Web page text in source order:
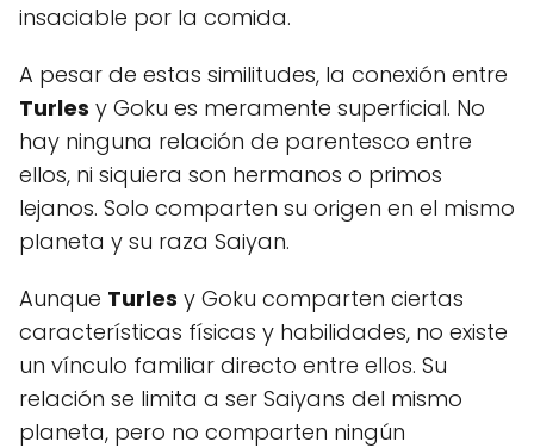
insaciable por la comida.
A pesar de estas similitudes, la conexión entre
Turles y Goku es meramente superficial. No
hay ninguna relación de parentesco entre
ellos, ni siquiera son hermanos o primos
lejanos. Solo comparten su origen en el mismo
planeta y su raza Saiyan.
Aunque Turles y Goku comparten ciertas
características físicas y habilidades, no existe
un vínculo familiar directo entre ellos. Su
relación se limita a ser Saiyans del mismo
planeta, pero no comparten ningún